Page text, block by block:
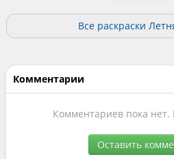
Все раскраски
Комментарии
Комментариев пока
Оставить